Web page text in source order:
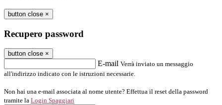
button close ×
Recupero password
button close ×
E-mail Verrà inviato un messaggio
all'indirizzo indicato con le istruzioni necessarie.
Non hai una e-mail associata al nome utente? Effettua il reset della password
tramite la Login Spaggiari